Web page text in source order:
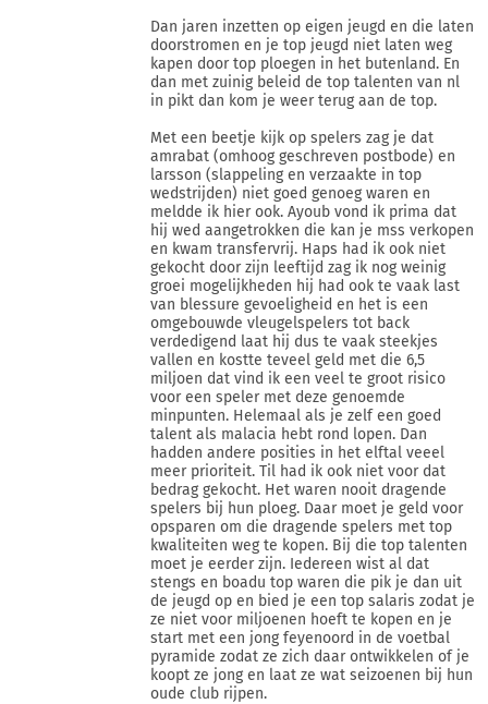
Dan jaren inzetten op eigen jeugd en die laten
doorstromen en je top jeugd niet laten weg
kapen door top ploegen in het butenland. En
dan met zuinig beleid de top talenten van nl
in pikt dan kom je weer terug aan de top.
Met een beetje kijk op spelers zag je dat
amrabat (omhoog geschreven postbode) en
larsson (slappeling en verzaakte in top
wedstrijden) niet goed genoeg waren en
meldde ik hier ook. Ayoub vond ik prima dat
hij wed aangetrokken die kan je mss verkopen
en kwam transfervrij. Haps had ik ook niet
gekocht door zijn leeftijd zag ik nog weinig
groei mogelijkheden hij had ook te vaak last
van blessure gevoeligheid en het is een
omgebouwde vleugelspelers tot back
verdedigend laat hij dus te vaak steekjes
vallen en kostte teveel geld met die 6,5
miljoen dat vind ik een veel te groot risico
voor een speler met deze genoemde
minpunten. Helemaal als je zelf een goed
talent als malacia hebt rond lopen. Dan
hadden andere posities in het elftal veeel
meer prioriteit. Til had ik ook niet voor dat
bedrag gekocht. Het waren nooit dragende
spelers bij hun ploeg. Daar moet je geld voor
opsparen om die dragende spelers met top
kwaliteiten weg te kopen. Bij die top talenten
moet je eerder zijn. Iedereen wist al dat
stengs en boadu top waren die pik je dan uit
de jeugd op en bied je een top salaris zodat je
ze niet voor miljoenen hoeft te kopen en je
start met een jong feyenoord in de voetbal
pyramide zodat ze zich daar ontwikkelen of je
koopt ze jong en laat ze wat seizoenen bij hun
oude club rijpen.